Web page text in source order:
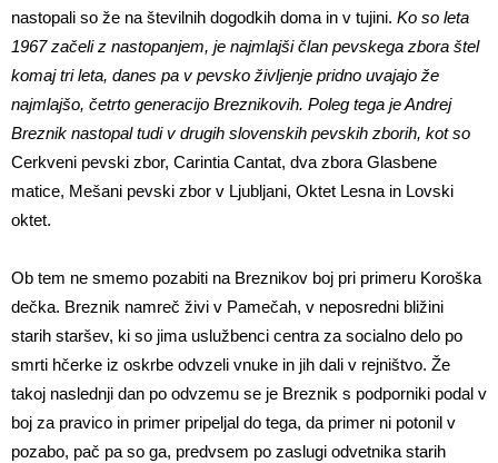
nastopali so že na številnih dogodkih doma in v tujini. Ko so leta
1967 začeli z nastopanjem, je najmlajši član pevskega zbora štel
komaj tri leta, danes pa v pevsko življenje pridno uvajajo že
najmlajšo, četrto generacijo Breznikovih. Poleg tega je Andrej
Breznik nastopal tudi v drugih slovenskih pevskih zborih, kot so
Cerkveni pevski zbor, Carintia Cantat, dva zbora Glasbene
matice, Mešani pevski zbor v Ljubljani, Oktet Lesna in Lovski
oktet.
Ob tem ne smemo pozabiti na Breznikov boj pri primeru Koroška
dečka. Breznik namreč živi v Pamečah, v neposredni bližini
starih staršev, ki so jima uslužbenci centra za socialno delo po
smrti hčerke iz oskrbe odvzeli vnuke in jih dali v rejništvo. Že
takoj naslednji dan po odvzemu se je Breznik s podporniki podal v
boj za pravico in primer pripeljal do tega, da primer ni potonil v
pozabo, pač pa so ga, predvsem po zaslugi odvetnika starih